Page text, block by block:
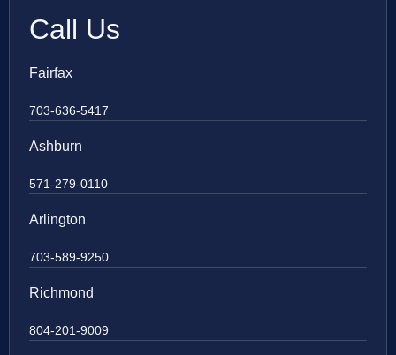
Call Us
Fairfax
703-636-5417
Ashburn
571-279-0110
Arlington
703-589-9250
Richmond
804-201-9009